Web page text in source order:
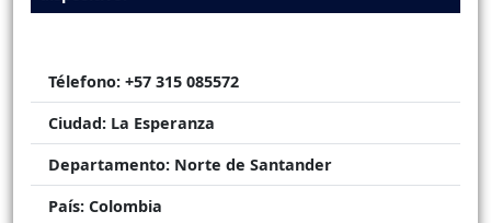
Télefono: +57 315 085572
Ciudad: La Esperanza
Departamento: Norte de Santander
País: Colombia